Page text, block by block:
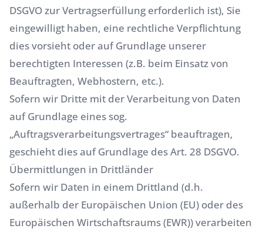
DSGVO zur Vertragserfüllung erforderlich ist), Sie
eingewilligt haben, eine rechtliche Verpflichtung
dies vorsieht oder auf Grundlage unserer
berechtigten Interessen (z.B. beim Einsatz von
Beauftragten, Webhostern, etc.).
Sofern wir Dritte mit der Verarbeitung von Daten
auf Grundlage eines sog.
„Auftragsverarbeitungsvertrages“ beauftragen,
geschieht dies auf Grundlage des Art. 28 DSGVO.
Übermittlungen in Drittländer
Sofern wir Daten in einem Drittland (d.h.
außerhalb der Europäischen Union (EU) oder des
Europäischen Wirtschaftsraums (EWR)) verarbeiten